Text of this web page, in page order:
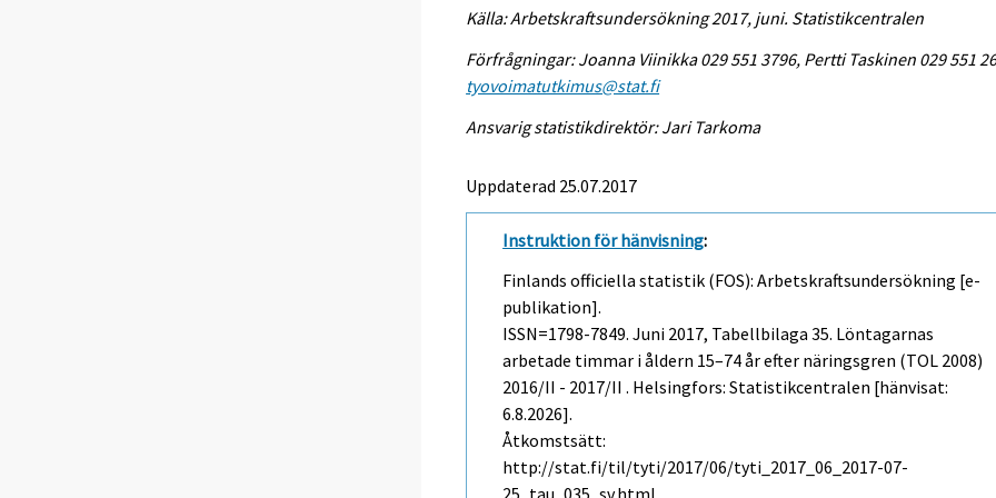
Källa: Arbetskraftsundersökning 2017, juni. Statistikcentralen
Förfrågningar: Joanna Viinikka 029 551 3796, Pertti Taskinen 029 551
tyovoimatutkimus@stat.fi
Ansvarig statistikdirektör: Jari Tarkoma
Uppdaterad 25.07.2017
Instruktion för hänvisning:
Finlands officiella statistik (FOS): Arbetskraftsundersökning [e-
publikation].
ISSN=1798-7849.Juni 2017, Tabellbilaga 35. Löntagarnas
arbetade timmar i åldern 15–74 år efter näringsgren (TOL 2008)
2016/II - 2017/II . Helsingfors: Statistikcentralen [hänvisat:
6.8.2026].
Åtkomstsätt:
http://stat.fi/til/tyti/2017/06/tyti_2017_06_2017-07-